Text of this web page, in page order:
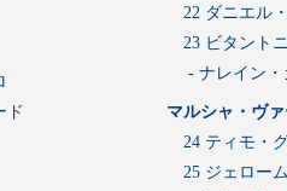
ド
22 ダニエル
23 ビタント
- ナレイン
マルシャ・ヴ
24 ティモ・
25 ジェロー